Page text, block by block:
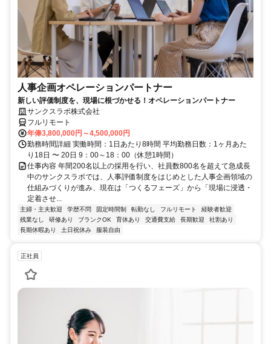
人事企画オペレーションパートナー
新しい評価制度を、現場に根づかせる！オペレーションパートナー
サンクスラボ株式会社
フルリモート
年俸3,800,000円～4,500,000円
勤務時間詳細 実働時間：1日あたり8時間 平均勤務日数：1ヶ月あた
り18日 〜 20日 9：00～18：00（休憩1時間）
仕事内容 年間200名以上の採用を行い、社員数800名を超えて急成長
中のサンクスラボでは、人事評価制度をはじめとした人事企画領域の
仕組みづくりが進み、現在は「つくるフェーズ」から「現場に浸透・
定着させ...
主婦・主夫歓迎 学歴不問 固定時間制 転勤なし フルリモート
経験者歓迎
残業なし
研修あり ブランクOK 育休あり 交通費支給 長期歓迎
社割あり
長期休暇あり
土日祝休み 服装自由
正社員